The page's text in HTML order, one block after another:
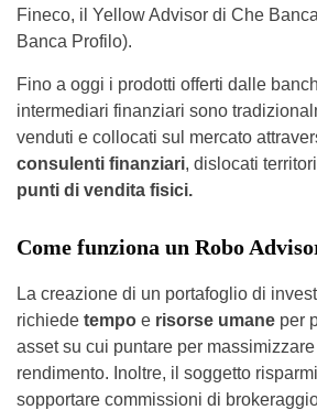
Fineco, il Yellow Advisor di Che
Banca Profilo).
Fino a oggi i prodotti offerti dalle
intermediari finanziari sono
venduti e collocati sul mercato
consulenti finanziari, dislocati
punti di vendita fisici.
Come funziona un Robo
La creazione di un portafoglio di
richiede tempo e risorse umane per
asset su cui puntare per
rendimento. Inoltre, il soggetto
sopportare commissioni di